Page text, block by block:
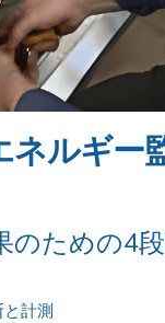
ネルギー
のための4
計測